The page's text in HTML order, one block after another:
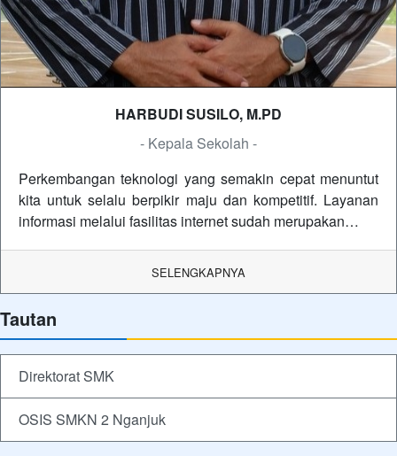
HARBUDI SUSILO, M.PD
- Kepala Sekolah -
Perkembangan teknologi yang semakin cepat menuntut
kita untuk selalu berpikir maju dan kompetitif. Layanan
informasi melalui fasilitas internet sudah merupakan…
SELENGKAPNYA
Tautan
Direktorat SMK
OSIS SMKN 2 Nganjuk